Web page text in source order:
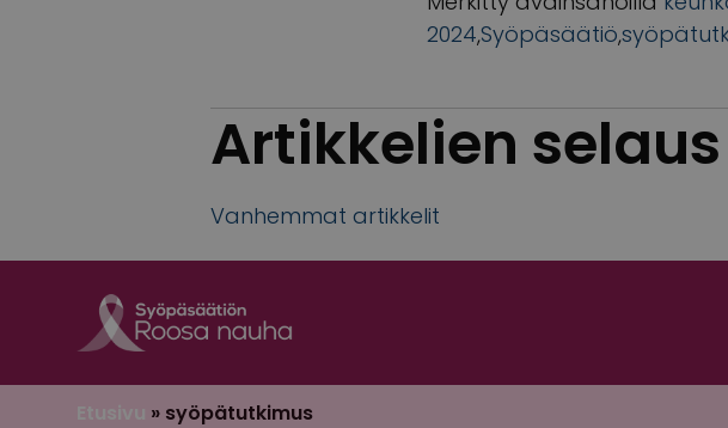
2024,Syöpäsäätiö,
Artikkelien selaus
Vanhemmat artikkelit
» syöpätutkimus